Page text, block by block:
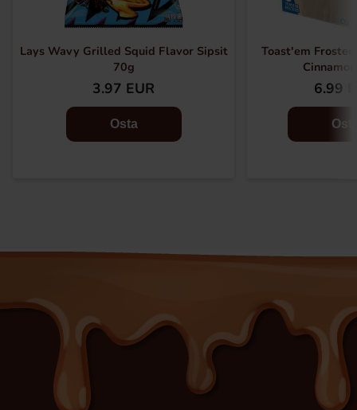
Lays Wavy Grilled Squid Flavor Sipsit
70g
3.97 EUR
Osta
Toast'em
6.99